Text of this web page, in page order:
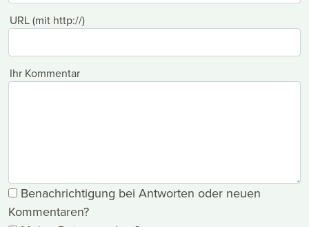
URL (mit http://)
Ihr Kommentar
Benachrichtigung bei Antworten oder neuen
Kommentaren?